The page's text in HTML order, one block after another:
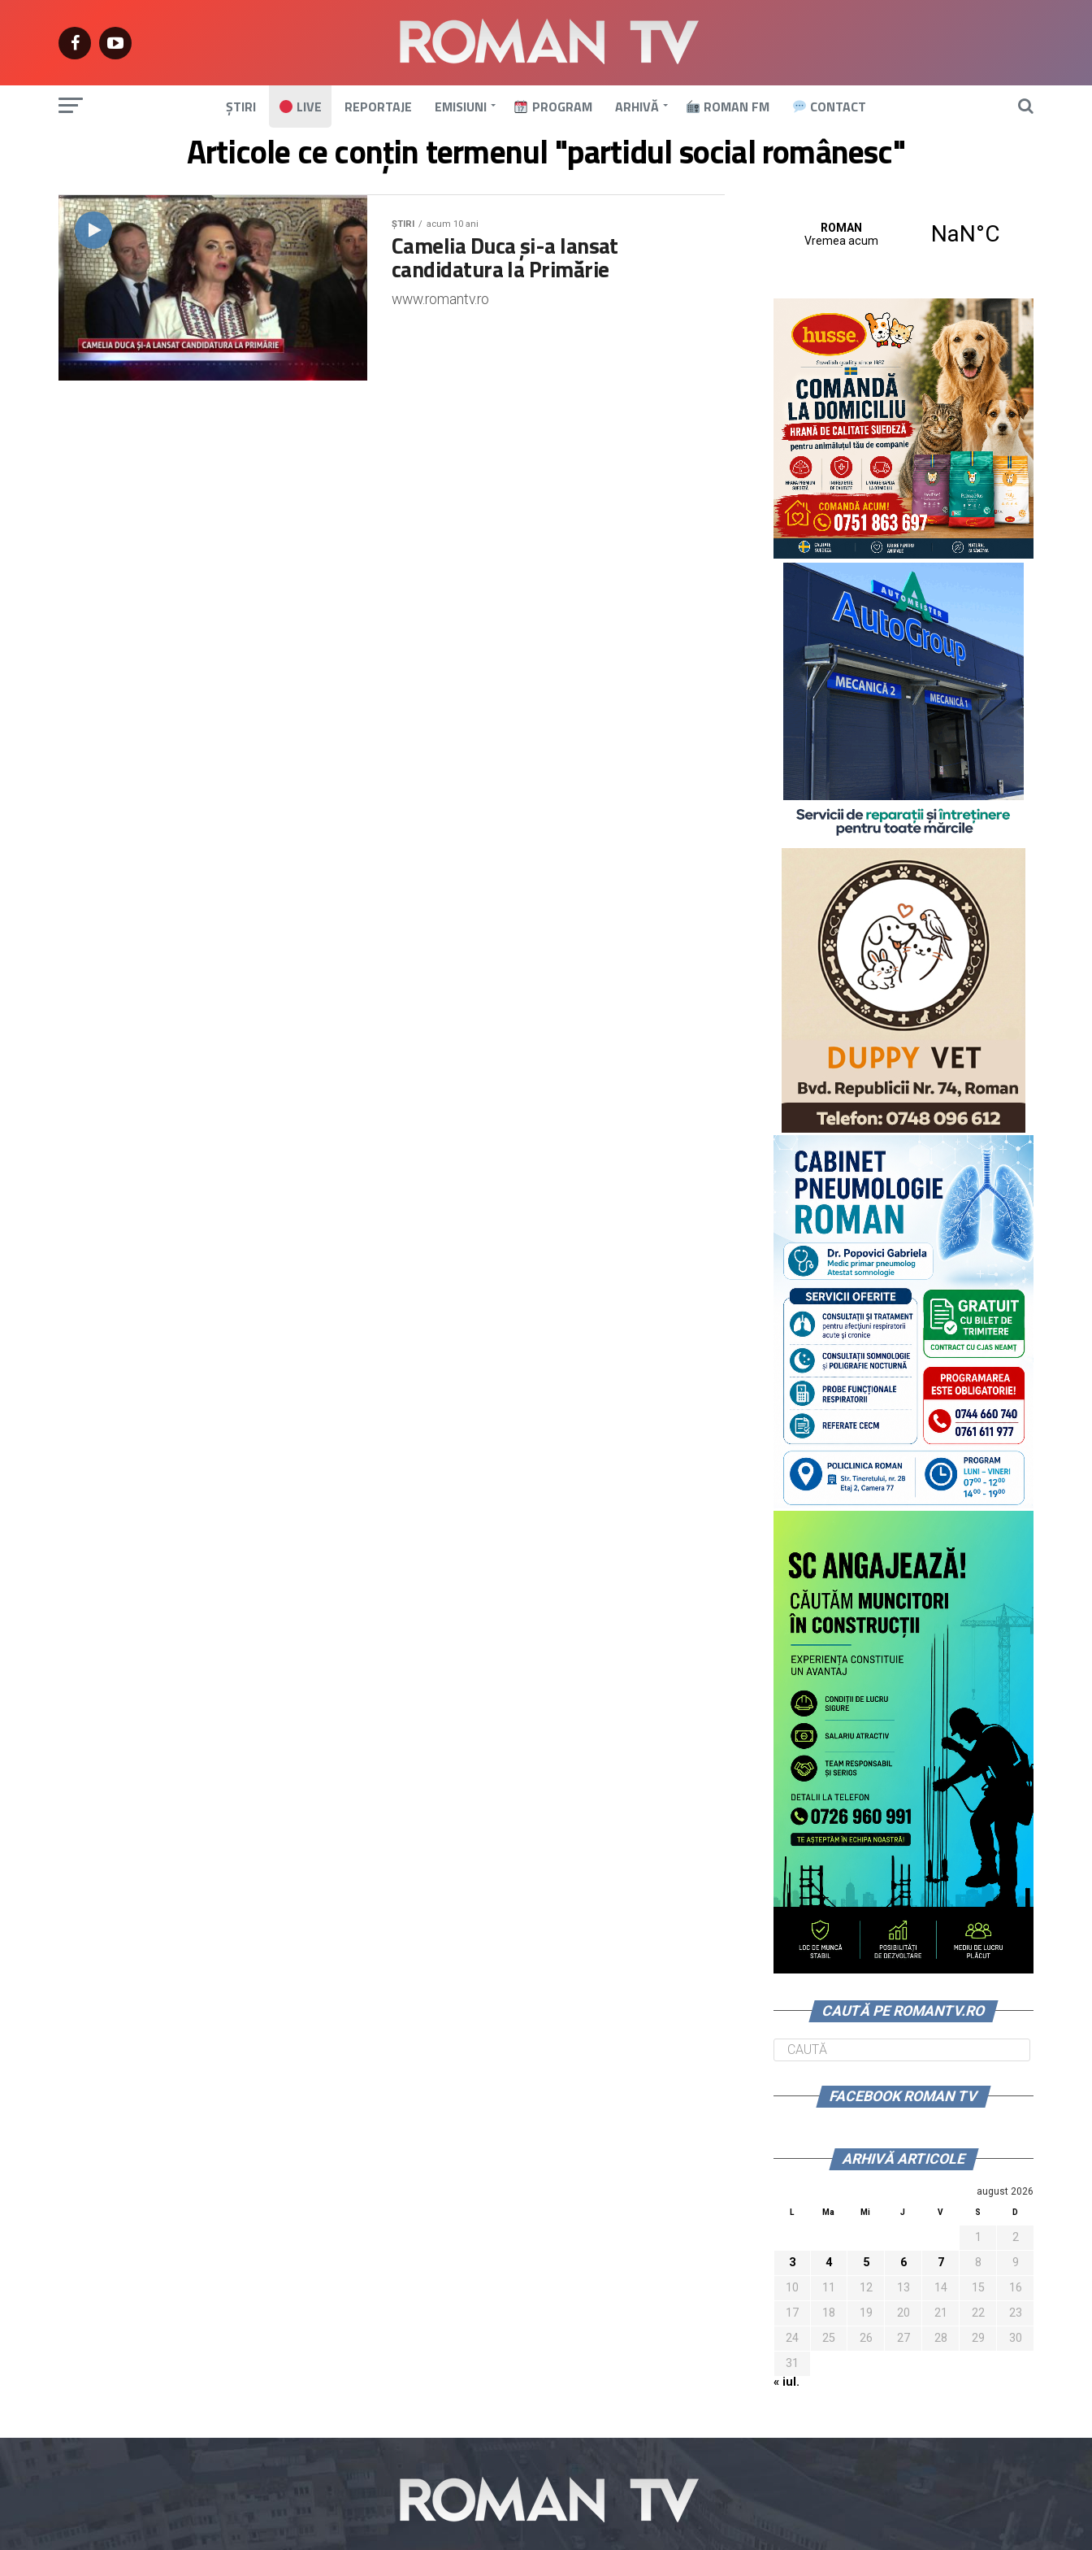
ȘTIRI LIVE REPORTAJE EMISIUNI PROGRAM ARHIVĂ ROMAN FM CONTACT
Articole ce conțin termenul "partidul social românesc"
ȘTIRI acum 10 ani
Camelia Duca și-a lansat
candidatura la Primărie
www.romantv.ro
CAUTĂ PE ROMANTV.RO
FACEBOOK ROMAN TV
ARHIVĂ ARTICOLE
august 2026
L Ma Mi J V S D
1
2
3
4 5 6 7 8
9
10
11 12 13 14 15
16
17
18 19 20 21 22
23
24
25 26 27 28 29
30
31
« iul.